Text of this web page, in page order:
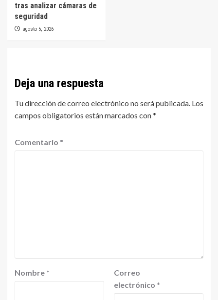
tras analizar cámaras de
seguridad
agosto 5, 2026
Deja una respuesta
Tu dirección de correo electrónico no será publicada. Los
campos obligatorios están marcados con*
Comentario *
Nombre *
Correo
electrónico *